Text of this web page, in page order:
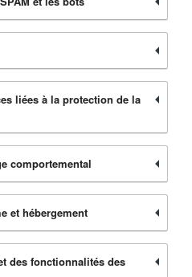
liées à la protection de la
comportemental
et hébergement
des fonctionnalités des